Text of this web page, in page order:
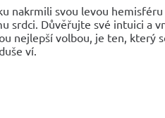
nakrmili svou levou
srdci. Důvěřujte své intuici a
nejlepší volbou, je ten, který
ví.